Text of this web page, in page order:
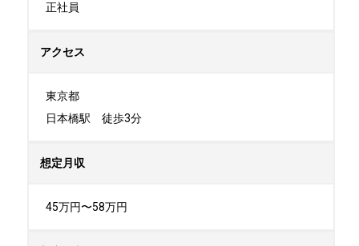
正社員
アクセス
東京都
日本橋駅　徒歩3分
想定月収
45万円〜58万円